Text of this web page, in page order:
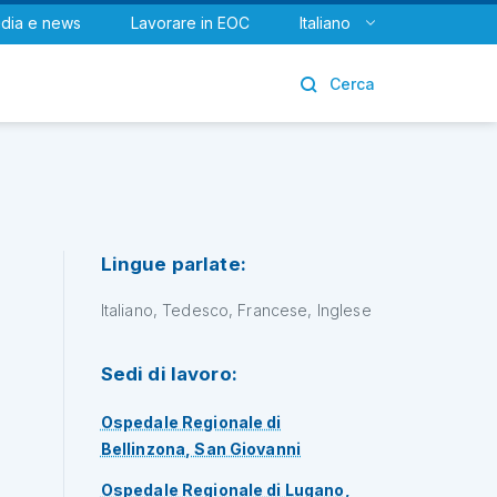
e news Lavorare in EOC Italiano
Cerca
Urologia
Lingue parlate:
Italiano, Tedesco, Francese, Inglese
Sedi di lavoro:
Ospedale Regionale di
Bellinzona, San Giovanni
Ospedale Regionale di Lugano,